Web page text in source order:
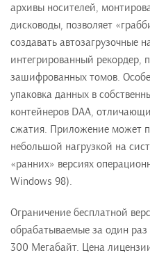
архивы носителей,
дисководы, позволяет
создавать автозагрузочные
интегрированный рекордер,
зашифрованных томов.
упаковка данных в
контейнеров DAA,
сжатия. Приложение может
небольшой нагрузкой на
«ранних» версиях
Windows 98).
Ограничение бесплатной
обрабатываемые за один
300 Мегабайт. Цена